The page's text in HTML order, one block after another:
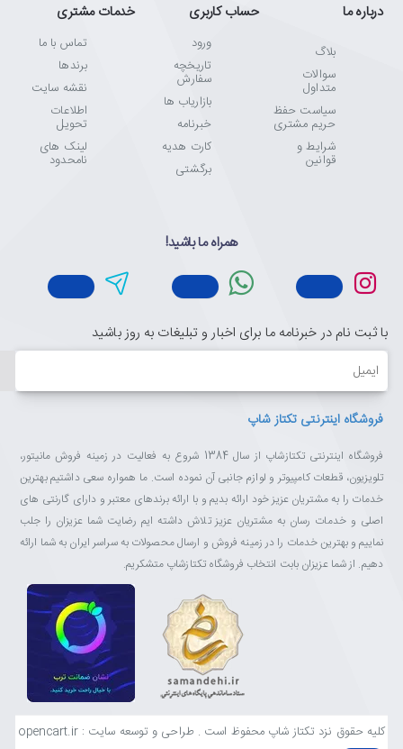
درباره ما
بلاگ
سوالات
متداول
سیاست حفظ
حریم مشتری
شرایط و
قوانین
حساب کاربری
ورود
تاریخچه
سفارش
بازاریاب ها
خبرنامه
کارت هدیه
برگشتی
خدمات مشتری
تماس با ما
برندها
نقشه سایت
اطلاعات
تحویل
لینک های
نامحدود
همراه ما باشید!
با ثبت نام در خبرنامه ما برای اخبار و تبلیغات به روز باشید
ایمیل
فروشگاه اینترنتی تکتاز شاپ
فروشگاه اینترنتی تکتازشاپ از سال 1384 شروع به فعالیت در زمینه فروش مانیتور،
تلویزیون، قطعات کامپیوتر و لوازم جانبی آن نموده است. ما همواره سعی داشتیم بهترین
خدمات را به مشتریان عزیز خود ارائه بدیم و با ارائه برندهای معتبر و دارای گارنتی های
اصلی و خدمات رسان به مشتریان عزیز تلاش داشته ایم رضایت شما عزیزان را جلب
نماییم و بهترین خدمات را در زمینه فروش و ارسال محصولات به سراسر ایران به شما ارائه
دهیم. از شما عزیزان بابت انتخاب فروشگاه تکتازشاپ متشکریم.
کلیه حقوق نزد تکتاز شاپ محفوظ است . طراحی و توسعه سایت : opencart.ir